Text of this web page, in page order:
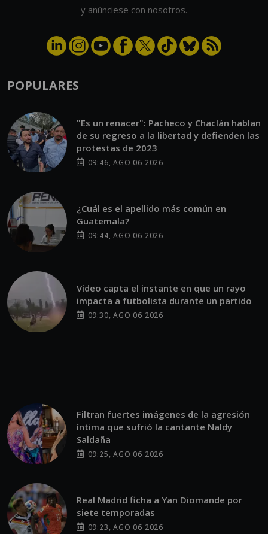
y anúnciese con nosotros.
POPULARES
"Es un renacer": Pacheco y Chaclán hablan
de su regreso a la libertad y defienden las
protestas de 2023
09:46, AGO 06 2026
¿Cuál es el apellido más común en
Guatemala?
09:44, AGO 06 2026
Video capta el instante en que un rayo
impacta a futbolista durante un partido
09:30, AGO 06 2026
Filtran fuertes imágenes de la agresión
íntima que sufrió la cantante Naldy
Saldaña
09:25, AGO 06 2026
Real Madrid ficha a Yan Diomande por
siete temporadas
09:23, AGO 06 2026